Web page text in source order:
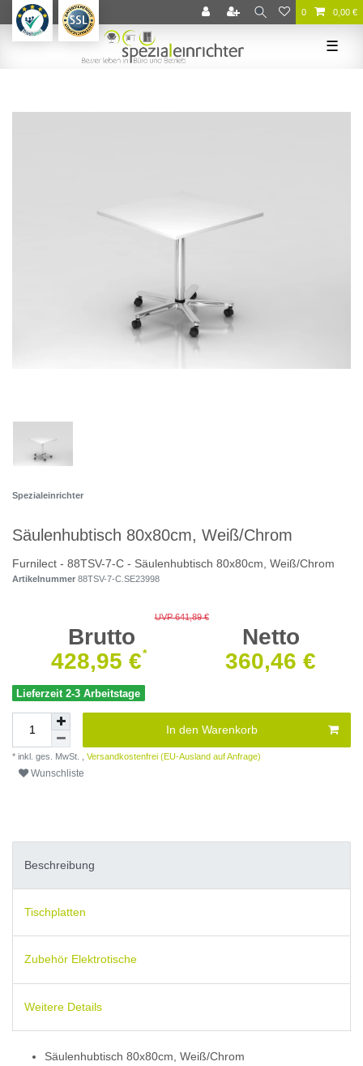
0 0,00 €
☰
Spezialeinrichter
Säulenhubtisch 80x80cm, Weiß/Chrom
Furnilect - 88TSV-7-C - Säulenhubtisch 80x80cm, Weiß/Chrom
Artikelnummer 88TSV-7-C.SE23998
UVP 641,89 €
Brutto
Netto
428,95 €
* 360,46 €
Lieferzeit 2-3 Arbeitstage
In den Warenkorb
* inkl. ges. MwSt. , Versandkostenfrei (EU-Ausland auf Anfrage)
Wunschliste
Beschreibung
Tischplatten
Zubehör Elektrotische
Weitere Details
Säulenhubtisch 80x80cm, Weiß/Chrom